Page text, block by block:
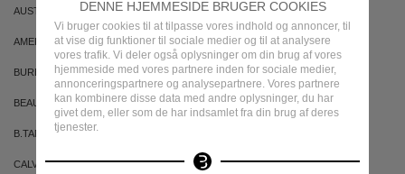
DENNE HJEMMESIDE BRUGER COOKIES
Vi bruger cookies til at tilpasse vores indhold og annoncer, til
at vise dig funktioner til sociale medier og til at analysere
vores trafik. Vi deler også oplysninger om din brug af vores
hjemmeside med vores partnere inden for sociale medier,
annonceringspartnere og analysepartnere. Vores partnere
kan kombinere disse data med andre oplysninger, du har
givet dem, eller som de har indsamlet fra din brug af deres
tjenester.
AUSTRALIAN GOLD AUSTRALIAN BODYCARE
AMERICAN CREW ARMAF
BURBERRY BVLGARI
BEAUTE PACIFIQUE BADEANSTALTEN
B.TAN
CALVIN KLEIN CACHAREL